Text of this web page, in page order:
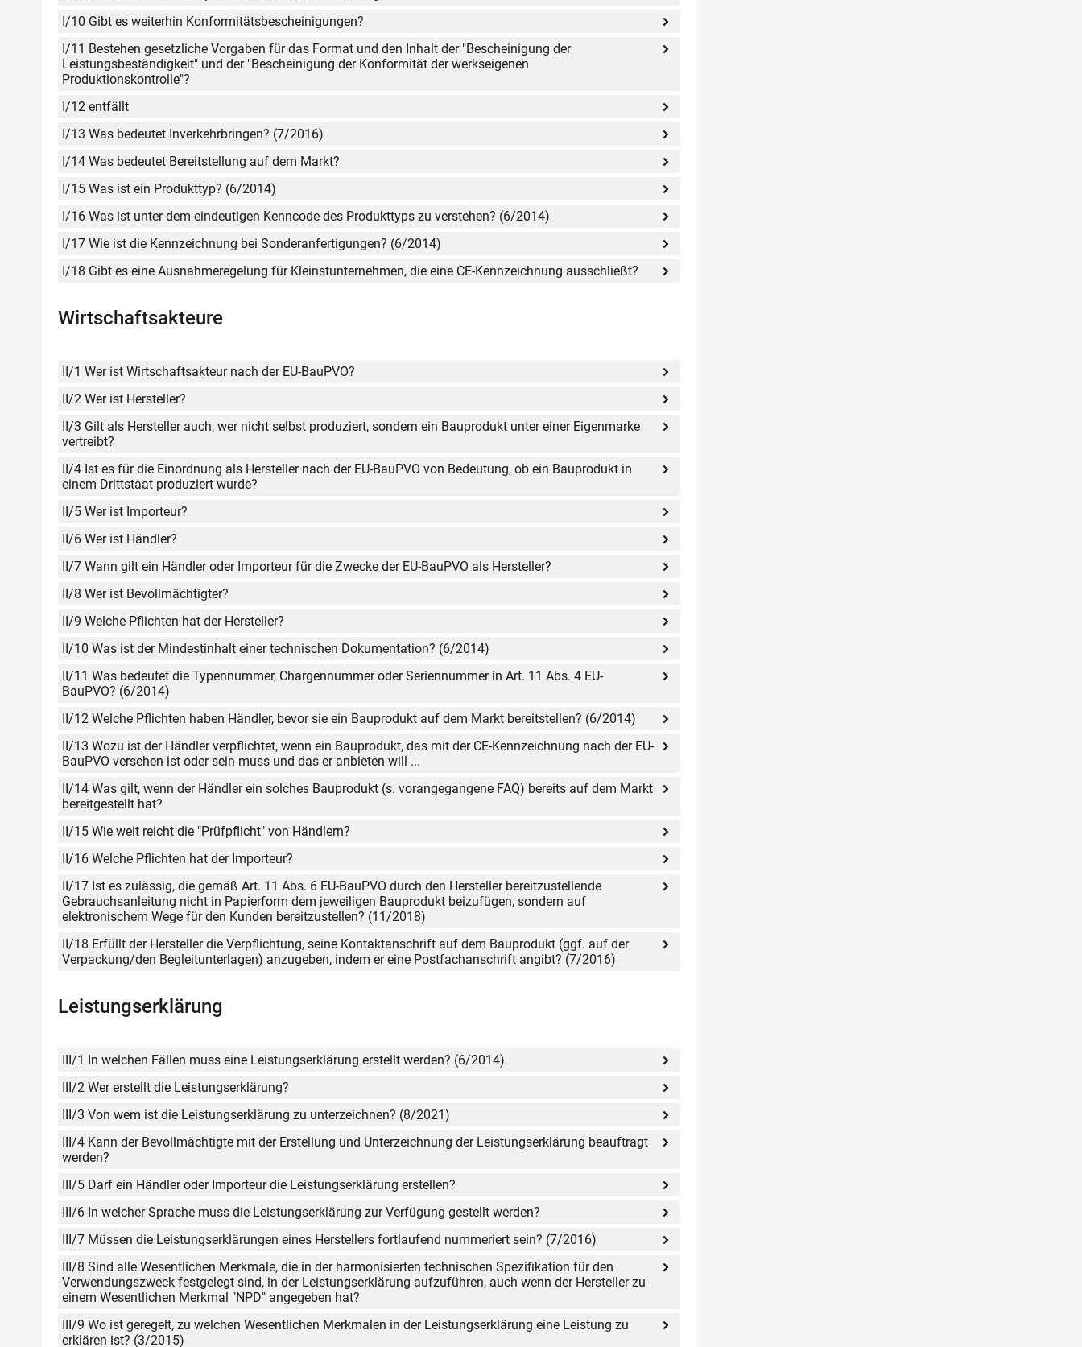
I/10 Gibt es weiterhin Konformitätsbescheinigungen?
I/11 Bestehen gesetzliche Vorgaben für das Format und den Inhalt der "Bescheinigung der
Leistungsbeständigkeit" und der "Bescheinigung der Konformität der werkseigenen
Produktionskontrolle"?
I/12 entfällt
I/13 Was bedeutet Inverkehrbringen? (7/2016)
I/14 Was bedeutet Bereitstellung auf dem Markt?
I/15 Was ist ein Produkttyp? (6/2014)
I/16 Was ist unter dem eindeutigen Kenncode des Produkttyps zu verstehen? (6/2014)
I/17 Wie ist die Kennzeichnung bei Sonderanfertigungen? (6/2014)
I/18 Gibt es eine Ausnahmeregelung für Kleinstunternehmen, die eine CE-Kennzeichnung ausschließt?
Wirtschaftsakteure
II/1 Wer ist Wirtschaftsakteur nach der EU-BauPVO?
II/2 Wer ist Hersteller?
II/3 Gilt als Hersteller auch, wer nicht selbst produziert, sondern ein Bauprodukt unter einer Eigenmarke
vertreibt?
II/4 Ist es für die Einordnung als Hersteller nach der EU-BauPVO von Bedeutung, ob ein Bauprodukt in
einem Drittstaat produziert wurde?
II/5 Wer ist Importeur?
II/6 Wer ist Händler?
II/7 Wann gilt ein Händler oder Importeur für die Zwecke der EU-BauPVO als Hersteller?
II/8 Wer ist Bevollmächtigter?
II/9 Welche Pflichten hat der Hersteller?
II/10 Was ist der Mindestinhalt einer technischen Dokumentation? (6/2014)
II/11 Was bedeutet die Typennummer, Chargennummer oder Seriennummer in Art. 11 Abs. 4 EU-
BauPVO? (6/2014)
II/12 Welche Pflichten haben Händler, bevor sie ein Bauprodukt auf dem Markt bereitstellen? (6/2014)
II/13 Wozu ist der Händler verpflichtet, wenn ein Bauprodukt, das mit der CE-Kennzeichnung nach der EU-
BauPVO versehen ist oder sein muss und das er anbieten will ...
II/14 Was gilt, wenn der Händler ein solches Bauprodukt (s. vorangegangene FAQ) bereits auf dem Markt
bereitgestellt hat?
II/15 Wie weit reicht die "Prüfpflicht" von Händlern?
II/16 Welche Pflichten hat der Importeur?
II/17 Ist es zulässig, die gemäß Art. 11 Abs. 6 EU-BauPVO durch den Hersteller bereitzustellende
Gebrauchsanleitung nicht in Papierform dem jeweiligen Bauprodukt beizufügen, sondern auf
elektronischem Wege für den Kunden bereitzustellen? (11/2018)
II/18 Erfüllt der Hersteller die Verpflichtung, seine Kontaktanschrift auf dem Bauprodukt (ggf. auf der
Verpackung/den Begleitunterlagen) anzugeben, indem er eine Postfachanschrift angibt? (7/2016)
Leistungserklärung
III/1 In welchen Fällen muss eine Leistungserklärung erstellt werden? (6/2014)
III/2 Wer erstellt die Leistungserklärung?
III/3 Von wem ist die Leistungserklärung zu unterzeichnen? (8/2021)
III/4 Kann der Bevollmächtigte mit der Erstellung und Unterzeichnung der Leistungserklärung beauftragt
werden?
III/5 Darf ein Händler oder Importeur die Leistungserklärung erstellen?
III/6 In welcher Sprache muss die Leistungserklärung zur Verfügung gestellt werden?
III/7 Müssen die Leistungserklärungen eines Herstellers fortlaufend nummeriert sein? (7/2016)
III/8 Sind alle Wesentlichen Merkmale, die in der harmonisierten technischen Spezifikation für den
Verwendungszweck festgelegt sind, in der Leistungserklärung aufzuführen, auch wenn der Hersteller zu
einem Wesentlichen Merkmal "NPD" angegeben hat?
III/9 Wo ist geregelt, zu welchen Wesentlichen Merkmalen in der Leistungserklärung eine Leistung zu
erklären ist? (3/2015)